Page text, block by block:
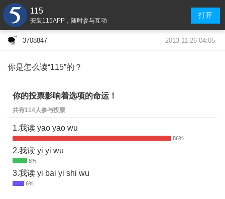
115
安装115APP，随时参与互动
打开
3708847 2013-11-26 04:05
你是怎么读“115”的？
你的投票影响着选项的命运！
共有114人参与投票
1.我读 yao yao wu
2.我读 yi yi wu
3.我读 yi bai yi shi wu